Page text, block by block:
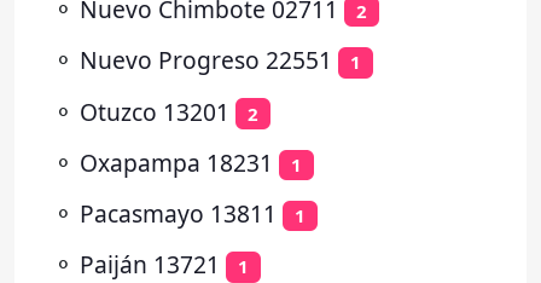
⚬ Nuevo Chimbote 02711 2
⚬ Nuevo Progreso 22551 1
⚬ Otuzco 13201 2
⚬ Oxapampa 18231 1
⚬ Pacasmayo 13811 1
⚬ Paiján 13721 1